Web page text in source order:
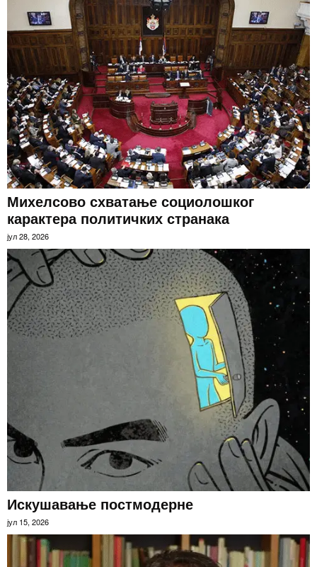
Михелсово схватање социолошког
карактера политичких странака
јул 28, 2026
Искушавање постмодерне
јул 15, 2026